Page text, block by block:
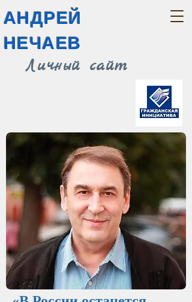
Личный сайт
АНДРЕЙ
НЕЧАЕВ